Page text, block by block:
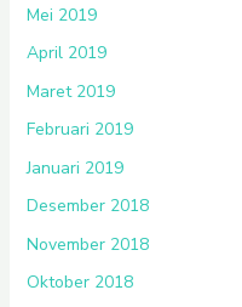
Mei 2019
April 2019
Maret 2019
Februari 2019
Januari 2019
Desember 2018
November 2018
Oktober 2018